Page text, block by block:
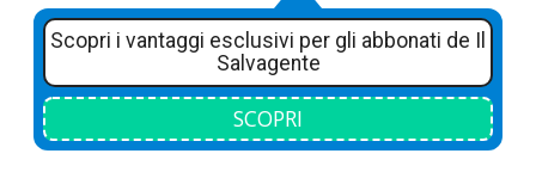
Scopri i vantaggi esclusivi per gli abbonati de Il
Salvagente
SCOPRI